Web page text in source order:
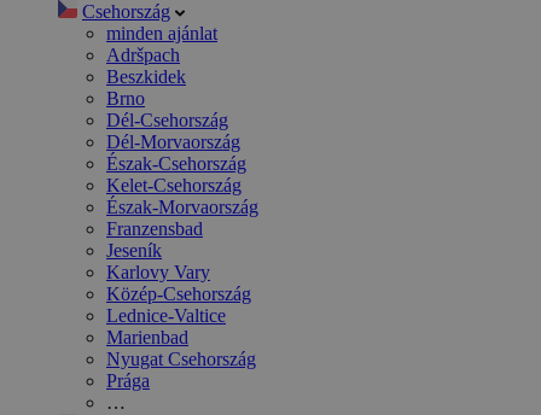
Csehország
minden ajánlat
Adršpach
Beszkidek
Brno
Dél-Csehország
Dél-Morvaország
Észak-Csehország
Kelet-Csehország
Észak-Morvaország
Franzensbad
Jeseník
Karlovy Vary
Közép-Csehország
Lednice-Valtice
Marienbad
Nyugat Csehország
Prága
…